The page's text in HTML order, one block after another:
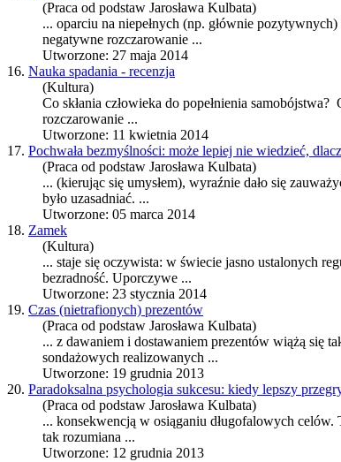
(Praca od podstaw Jarosława Kulbata)
... oparciu na niepełnych (np. głównie
negatywne rozczarowanie ...
Utworzone: 27 maja 2014
16. Nauka spadania - recenzja
(Kultura)
Co skłania człowieka do popełnienia
rozczarowanie ...
Utworzone: 11 kwietnia 2014
17. Pochwała bezmyślności: może lepiej nie wiedzieć,
(Praca od podstaw Jarosława Kulbata)
... (kierując się umysłem), wyraźnie dało się
było uzasadniać. ...
Utworzone: 05 marca 2014
18. Zamek
(Kultura)
... staje się oczywista: w świecie jasno ustalonych
bezradność. Uporczywe ...
Utworzone: 23 stycznia 2014
19. Czas (nietrafionych) prezentów
(Praca od podstaw Jarosława Kulbata)
... z dawaniem i dostawaniem prezentów wiążą się
sondażowych realizowanych ...
Utworzone: 19 grudnia 2013
20. Paradoksalna psychologia sukcesu: kiedy lepszy
(Praca od podstaw Jarosława Kulbata)
... konsekwencją w osiąganiu długofalowych
tak rozumiana ...
Utworzone: 12 grudnia 2013